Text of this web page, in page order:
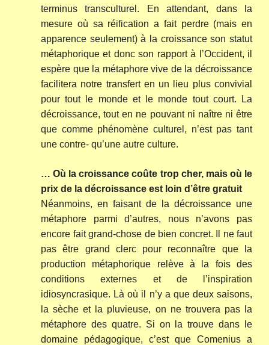
terminus transculturel. En attendant, dans la
mesure où sa réification a fait perdre (mais en
apparence seulement) à la croissance son statut
métaphorique et donc son rapport à l’Occident, il
espère que la métaphore vive de la décroissance
facilitera notre transfert en un lieu plus convivial
pour tout le monde et le monde tout court. La
décroissance, tout en ne pouvant ni naître ni être
que comme phénomène culturel, n’est pas tant
une contre- qu’une autre culture.
… Où la croissance coûte trop cher, mais où le
prix de la décroissance est loin d’être gratuit
Néanmoins, en faisant de la décroissance une
métaphore parmi d’autres, nous n’avons pas
encore fait grand-chose de bien concret. Il ne faut
pas être grand clerc pour reconnaître que la
production métaphorique relève à la fois des
conditions externes et de l’inspiration
idiosyncrasique. Là où il n’y a que deux saisons,
la sèche et la pluvieuse, on ne trouvera pas la
métaphore des quatre. Si on la trouve dans le
domaine pédagogique, c’est que Comenius a